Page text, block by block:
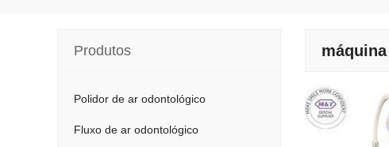
Produtos
Polidor de ar odontológico
Fluxo de ar odontológico